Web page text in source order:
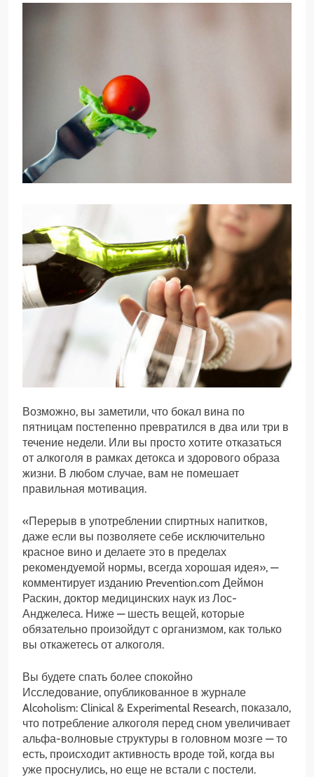
Возможно, вы заметили, что бокал вина по
пятницам постепенно превратился в два или три в
течение недели. Или вы просто хотите отказаться
от алкоголя в рамках детокса и здорового образа
жизни. В любом случае, вам не помешает
правильная мотивация.
«Перерыв в употреблении спиртных напитков,
даже если вы позволяете себе исключительно
красное вино и делаете это в пределах
рекомендуемой нормы, всегда хорошая идея», —
комментирует изданию Prevention.com Деймон
Раскин, доктор медицинских наук из Лос-
Анджелеса. Ниже — шесть вещей, которые
обязательно произойдут с организмом, как только
вы откажетесь от алкоголя.
Вы будете спать более спокойно
Исследование, опубликованное в журнале
Alcoholism: Clinical & Experimental Research, показало,
что потребление алкоголя перед сном увеличивает
альфа-волновые структуры в головном мозге — то
есть, происходит активность вроде той, когда вы
уже проснулись, но еще не встали с постели.